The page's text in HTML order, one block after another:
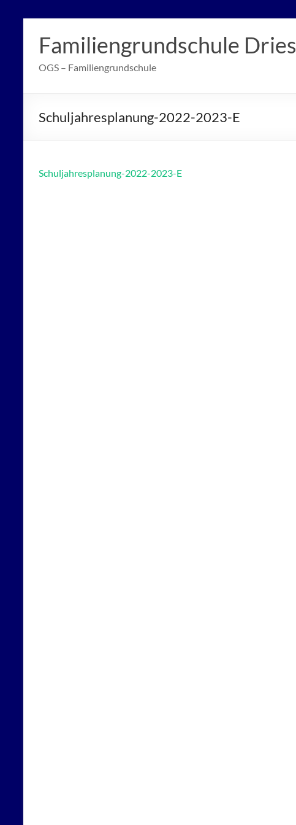
Inhalt
springen
Familiengrundschule
OGS – Familiengrundschule
Schuljahresplanung-2022-2023-E
Schuljahresplanung-2022-2023-E